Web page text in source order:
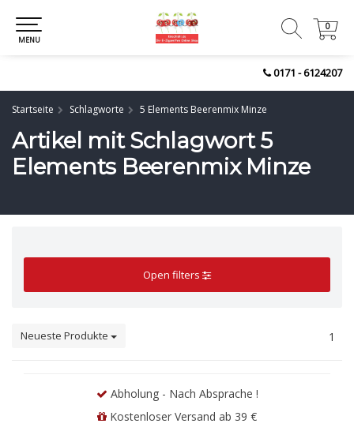
0171 - 6124207
0
0
MENU
Startseite Schlagworte 5 Elements Beerenmix Minze
Artikel mit Schlagwort 5
Elements Beerenmix Minze
Open filters
Neueste Produkte 1
Abholung - Nach Absprache !
Kostenloser Versand ab 39 €